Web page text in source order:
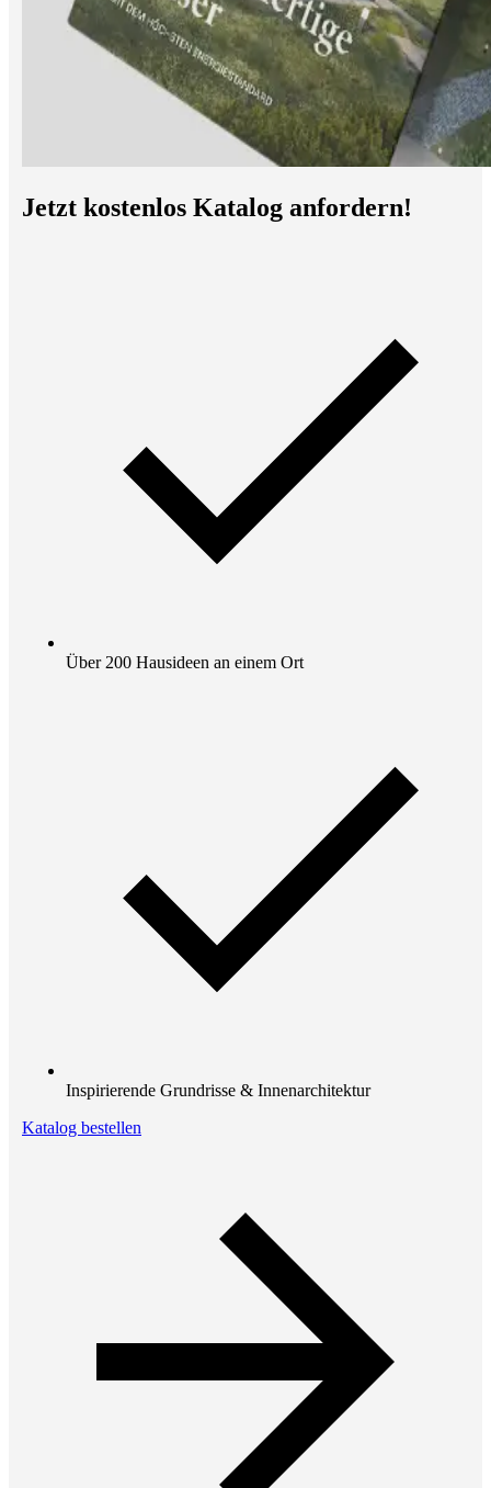
Jetzt kostenlos Katalog anfordern!
Über 200 Hausideen an einem Ort
Inspirierende Grundrisse & Innenarchitektur
Katalog bestellen